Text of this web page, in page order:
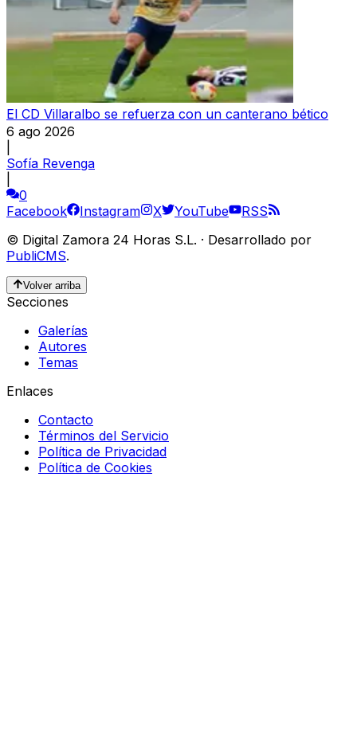
El CD Villaralbo se refuerza con un canterano bético
6 ago 2026
Sofía Revenga
0
Facebook
Instagram X YouTube
RSS
© Digital Zamora 24 Horas S.L. · Desarrollado por
PubliCMS.
Volver arriba
Secciones
Galerías
Autores
Temas
Enlaces
Contacto
Términos del Servicio
Política de Privacidad
Política de Cookies